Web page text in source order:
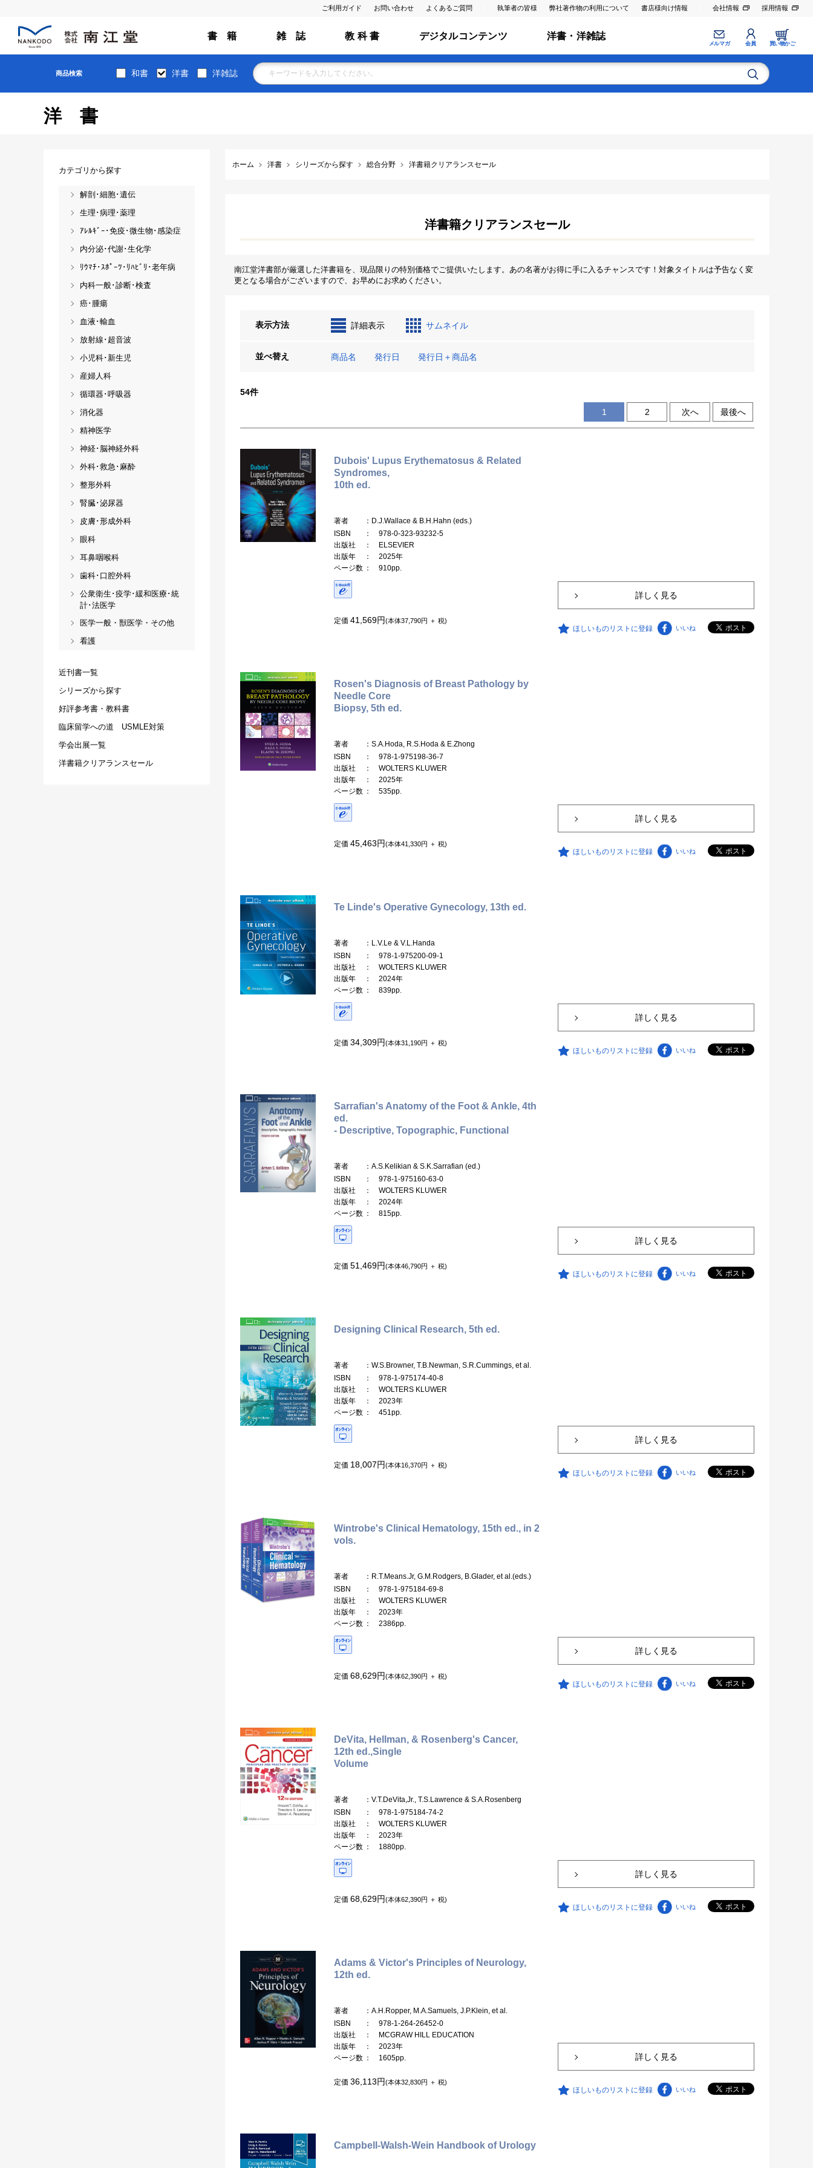
ご利用ガイド お問い合わせ よくあるご質問 執筆者の皆様 弊社著作物の利用について 書店様向け情報 会社情報 採用情報
書 籍 雑 誌 教 科 書 デジタルコンテンツ 洋書・洋雑誌
メルマガ 会員 買い物かご
商品検索 和書 洋書 洋雑誌
洋書
ホーム 洋書 シリーズから探す 総合分野 洋書籍クリアランスセール
洋書籍クリアランスセール
南江堂洋書部が厳選した洋書籍を、現品限りの特別価格でご提供いたします。あの名著がお得に手に入るチャンスです！対象タイトルは予告なく変
更となる場合がございますので、お早めにお求めください。
表示方法 詳細表示 サムネイル
並べ替え 商品名 発行日 発行日＋商品名
54件
1 2 次へ 最後へ
Dubois' Lupus Erythematosus & Related
Syndromes,
10th ed.
著者
：D.J.Wallace & B.H.Hahn (eds.)
ISBN
： 978-0-323-93232-5
出版社
： ELSEVIER
出版年
： 2025年
ページ数 ： 910pp.
定価 41,569円(本体37,790円 ＋ 税)
詳しく見る
ほしいものリストに登録 いいね
Rosen's Diagnosis of Breast Pathology by
Needle Core
Biopsy, 5th ed.
著者
：S.A.Hoda, R.S.Hoda & E.Zhong
ISBN
： 978-1-975198-36-7
出版社
： WOLTERS KLUWER
出版年
： 2025年
ページ数 ： 535pp.
定価 45,463円(本体41,330円 ＋ 税)
詳しく見る
ほしいものリストに登録 いいね
Te Linde's Operative Gynecology, 13th ed.
著者
：L.V.Le & V.L.Handa
ISBN
： 978-1-975200-09-1
出版社
： WOLTERS KLUWER
出版年
： 2024年
ページ数 ： 839pp.
定価 34,309円(本体31,190円 ＋ 税)
詳しく見る
ほしいものリストに登録 いいね
Sarrafian's Anatomy of the Foot & Ankle, 4th
ed.
- Descriptive, Topographic, Functional
著者
：A.S.Kelikian & S.K.Sarrafian (ed.)
ISBN
： 978-1-975160-63-0
出版社
： WOLTERS KLUWER
出版年
： 2024年
ページ数 ： 815pp.
定価 51,469円(本体46,790円 ＋ 税)
詳しく見る
ほしいものリストに登録 いいね
Designing Clinical Research, 5th ed.
著者
：W.S.Browner, T.B.Newman, S.R.Cummings, et al.
ISBN
： 978-1-975174-40-8
出版社
： WOLTERS KLUWER
出版年
： 2023年
ページ数 ： 451pp.
定価 18,007円(本体16,370円 ＋ 税)
詳しく見る
ほしいものリストに登録 いいね
Wintrobe's Clinical Hematology, 15th ed., in 2
vols.
著者
：R.T.Means.Jr, G.M.Rodgers, B.Glader, et al.(eds.)
ISBN
： 978-1-975184-69-8
出版社
： WOLTERS KLUWER
出版年
： 2023年
ページ数 ： 2386pp.
定価 68,629円(本体62,390円 ＋ 税)
詳しく見る
ほしいものリストに登録 いいね
DeVita, Hellman, & Rosenberg's Cancer,
12th ed.,Single
Volume
著者
：V.T.DeVita,Jr., T.S.Lawrence & S.A.Rosenberg
ISBN
： 978-1-975184-74-2
出版社
： WOLTERS KLUWER
出版年
： 2023年
ページ数 ： 1880pp.
定価 68,629円(本体62,390円 ＋ 税)
詳しく見る
ほしいものリストに登録 いいね
Adams & Victor's Principles of Neurology,
12th ed.
著者
：A.H.Ropper, M.A.Samuels, J.P.Klein, et al.
ISBN
： 978-1-264-26452-0
出版社
： MCGRAW HILL EDUCATION
出版年
： 2023年
ページ数 ： 1605pp.
定価 36,113円(本体32,830円 ＋ 税)
詳しく見る
ほしいものリストに登録 いいね
Campbell-Walsh-Wein Handbook of Urology
カテゴリから探す
解剖･細胞･遺伝
生理･病理･薬理
ｱﾚﾙｷﾞｰ･免疫･微生物･感染症
内分泌･代謝･生化学
ﾘｳﾏﾁ･ｽﾎﾟｰﾂ･ﾘﾊﾋﾞﾘ･老年病
内科一般･診断･検査
癌･腫瘍
血液･輸血
放射線･超音波
小児科･新生児
産婦人科
循環器･呼吸器
消化器
精神医学
神経･脳神経外科
外科･救急･麻酔
整形外科
腎臓･泌尿器
皮膚･形成外科
眼科
耳鼻咽喉科
歯科･口腔外科
公衆衛生･疫学･緩和医療･統
計･法医学
医学一般・獣医学・その他
看護
近刊書一覧
シリーズから探す
好評参考書・教科書
臨床留学への道 USMLE対策
学会出展一覧
洋書籍クリアランスセール